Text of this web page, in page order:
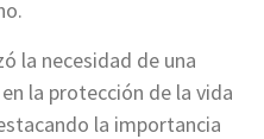
la necesidad de una
la protección de la vida
la importancia